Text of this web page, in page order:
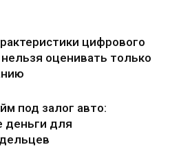
цифрового
оценивать только
под залог авто:
деньги для